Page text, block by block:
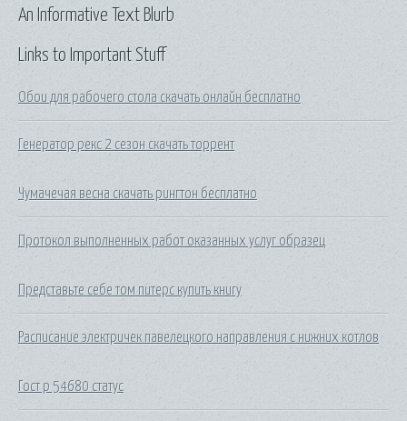
Links to Important Stuff
Обои для рабочего стола скачать онлайн бесплатно
Генератор рекс 2 сезон скачать торрент
Чумачечая весна скачать рингтон бесплатно
Протокол выполненных работ оказанных услуг образец
Представьте себе том питерс купить книгу
Расписание электричек павелецкого направления с нижних котлов
Гост р 54680 статус
An Informative Text Blurb